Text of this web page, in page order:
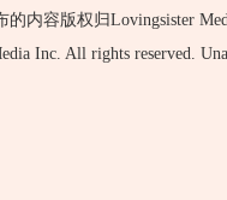
的内容版权归Lovingsister
Inc. All rights reserved.